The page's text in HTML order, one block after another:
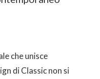
che unisce
di Classic non si